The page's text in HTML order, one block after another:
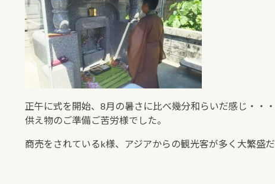
正午に式を開始、8月の暑さに比べ幾分和らいだ感じ・・
供え物のご準備ご苦労様でした。
商売をされているk様、アジアからの観光客が多く大繁盛だ